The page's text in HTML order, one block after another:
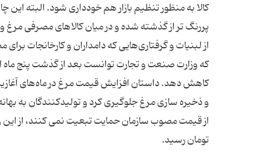
کالا به منظور تنظیم بازار هم خودداری شود.‌ البته
از لبنیات و گرفتاری‌هایی که دامداران و کارخانجات
کاهش دهد. داستان افزایش قیمت مرغ در ماه‌های
و ذخیره سازی مرغ جلوگیری کرد و تولید‌کنندگان به